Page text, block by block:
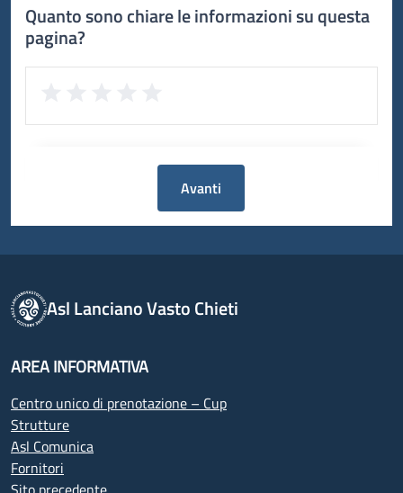
Quanto sono chiare le informazioni su questa
pagina?
Avanti
Asl Lanciano Vasto Chieti
AREA INFORMATIVA
Centro unico di prenotazione – Cup
Strutture
Asl Comunica
Fornitori